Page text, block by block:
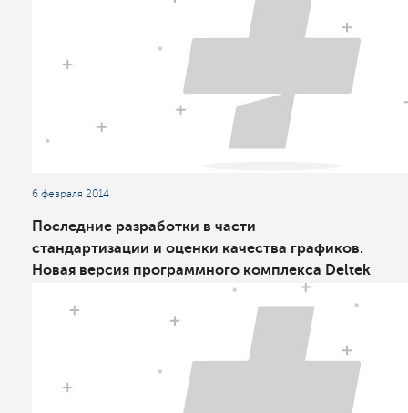
6 февраля 2014
Последние разработки в части
стандартизации и оценки качества графиков.
Новая версия программного комплекса Deltek